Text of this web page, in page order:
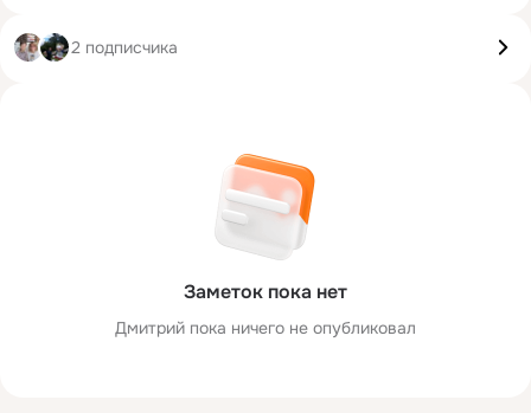
Заметок пока нет
Дмитрий пока ничего не опубликовал
2 подписчика